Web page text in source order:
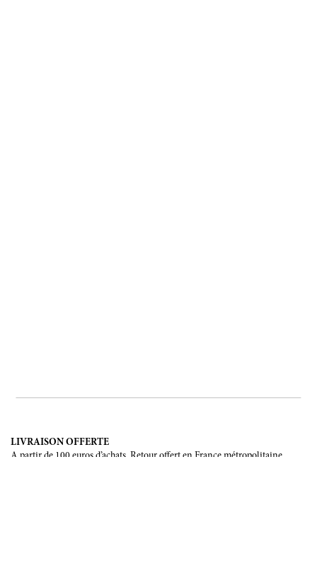
LIVRAISON OFFERTE
A partir de 100 euros d’achats. Retour offert en France métropolitaine,